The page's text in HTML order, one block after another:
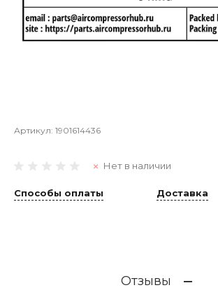
Артикул: 1901614436
Нет в наличии
Способы оплаты Доставка
Отзывы